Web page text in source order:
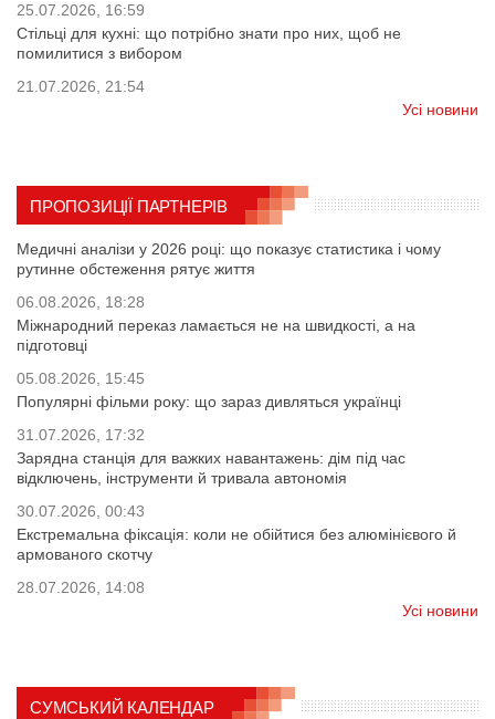
25.07.2026, 16:59
Стільці для кухні: що потрібно знати про них, щоб не
помилитися з вибором
21.07.2026, 21:54
Усі новини
ПРОПОЗИЦІЇ ПАРТНЕРІВ
Медичні аналізи у 2026 році: що показує статистика і чому
рутинне обстеження рятує життя
06.08.2026, 18:28
Міжнародний переказ ламається не на швидкості, а на
підготовці
05.08.2026, 15:45
Популярні фільми року: що зараз дивляться українці
31.07.2026, 17:32
Зарядна станція для важких навантажень: дім під час
відключень, інструменти й тривала автономія
30.07.2026, 00:43
Екстремальна фіксація: коли не обійтися без алюмінієвого й
армованого скотчу
28.07.2026, 14:08
Усі новини
СУМСЬКИЙ КАЛЕНДАР